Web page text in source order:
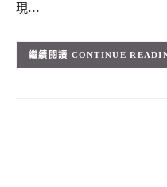
現…
CONTINUE